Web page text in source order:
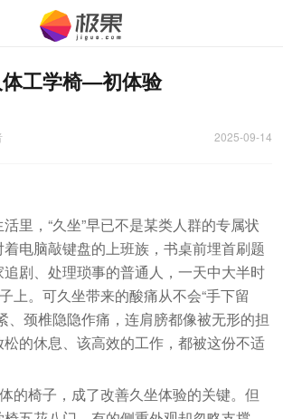
工学椅—初体验
2025-09-14
里，“久坐”早已不是某类人群的专属状
电脑敲键盘的上班族，书桌前埋首刷题
剧、处理琐事的普通人，一天中大半时
上。可久坐带来的酸痛从不会“手下留
、颈椎隐隐作痛，连肩膀都像被无形的担
的休息、该高效的工作，都被这份不适
的椅子，成了改善久坐体验的关键。但